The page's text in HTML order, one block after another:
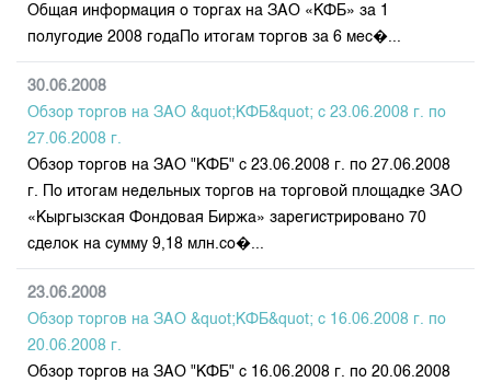
Общая информация о торгах на ЗАО «КФБ» за 1
полугодие 2008 годаПо итогам торгов за 6 мес�...
30.06.2008
Обзор торгов на ЗАО &quot;КФБ&quot; с 23.06.2008 г. по
27.06.2008 г.
Обзор торгов на ЗАО "КФБ" с 23.06.2008 г. по 27.06.2008
г. По итогам недельных торгов на торговой площадке ЗАО
«Кыргызская Фондовая Биржа» зарегистрировано 70
сделок на сумму 9,18 млн.со�...
23.06.2008
Обзор торгов на ЗАО &quot;КФБ&quot; с 16.06.2008 г. по
20.06.2008 г.
Обзор торгов на ЗАО "КФБ" с 16.06.2008 г. по 20.06.2008